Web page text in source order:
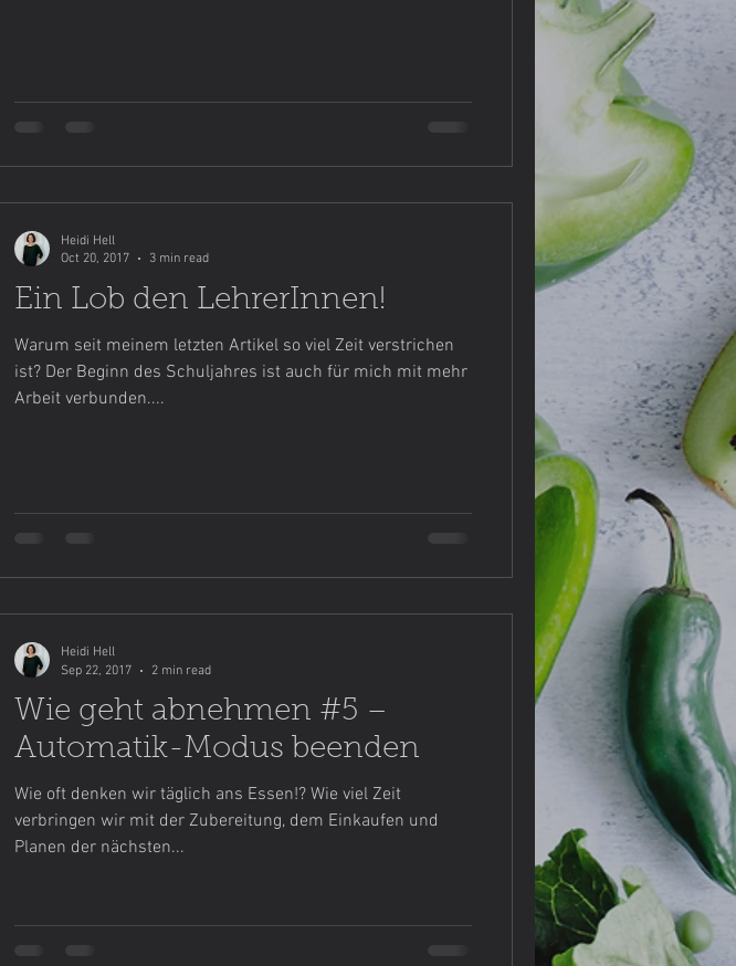
Ein Lob den LehrerInnen!
Warum seit meinem letzten Artikel so viel Zeit verstrichen
ist? Der Beginn des Schuljahres ist auch für mich mit mehr
Arbeit verbunden....
Heidi Hell
Oct 20, 2017
3 min read
Wie geht abnehmen #5 –
Automatik-Modus beenden
Wie oft denken wir täglich ans Essen!? Wie viel Zeit
verbringen wir mit der Zubereitung, dem Einkaufen und
Planen der nächsten...
Heidi Hell
Sep 22, 2017
2 min read